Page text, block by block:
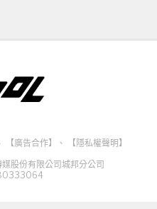
【廣告合作】 、
【隱私權聲明】
股份有限公司城邦分公司